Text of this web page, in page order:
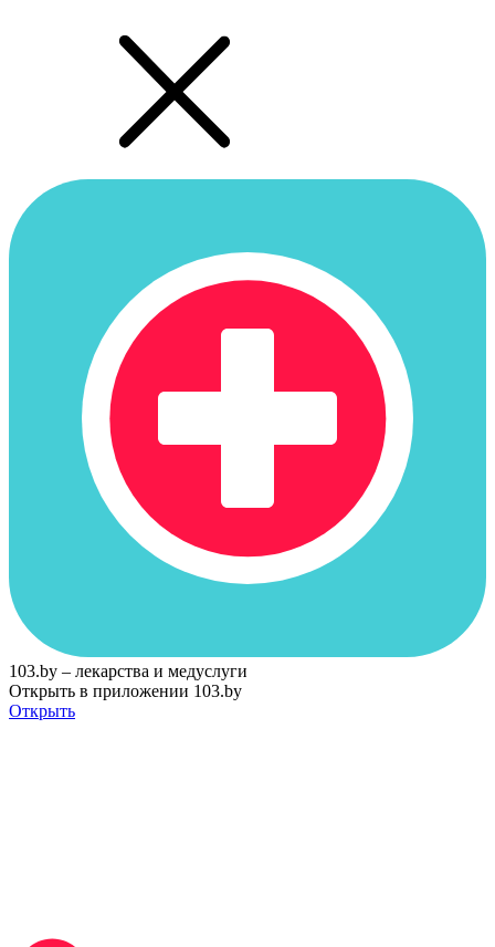
103.by – лекарства и медуслуги
Открыть в приложении 103.by
Открыть